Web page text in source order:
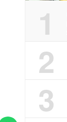
1
2
3